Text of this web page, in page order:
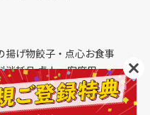
揚げ物餃子・点心お食事
消耗品 卓上・客席用
ネス生鮮品（配送便限定）